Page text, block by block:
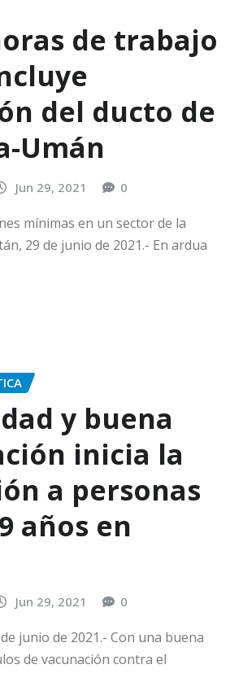
de trabajo
del ducto de
Umán
Jun 29, 2021 0
mínimas en un sector de la
29 de junio de 2021.- En ardua
y buena
inicia la
a personas
años en
Jun 29, 2021 0
junio de 2021.- Con una buena
de vacunación contra el